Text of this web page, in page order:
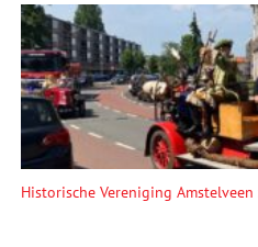
Historische Vereniging